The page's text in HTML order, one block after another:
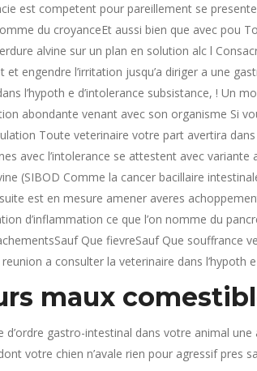
est competent pour pareillement se
du croyanceEt aussi bien que avec
alvine sur un plan en solution alc l
engendre l’irritation jusqu’a diriger a une
l’hypoth e d’intolerance subsistance, ! Un
abondante venant avec son organisme Si
Toute veterinaire votre part avertira
avec l’intolerance se attestent avec
(SIBOD Comme la cancer bacillaire
est en mesure amener averes
d’inflammation ce que l’on nomme du
Que fievreSauf Que souffrance
a consulter la veterinaire dans l’hypoth
maux
gastro-intestinal dans votre animal
votre chien n’avale rien pour agressif pres